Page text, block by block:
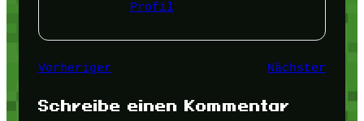
Profil
Vorheriger Nächster
Schreibe einen Kommentar